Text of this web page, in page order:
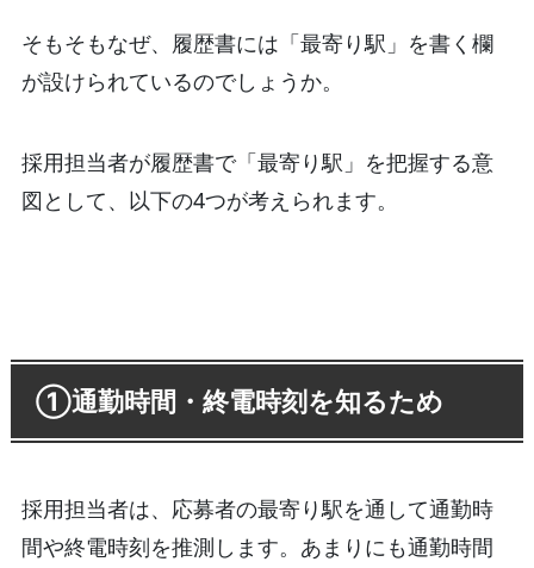
そもそもなぜ、履歴書には「最寄り駅」を書く欄
が設けられているのでしょうか。
採用担当者が履歴書で「最寄り駅」を把握する意
図として、以下の4つが考えられます。
①通勤時間・終電時刻を知るため
採用担当者は、応募者の最寄り駅を通して通勤時
間や終電時刻を推測します。あまりにも通勤時間